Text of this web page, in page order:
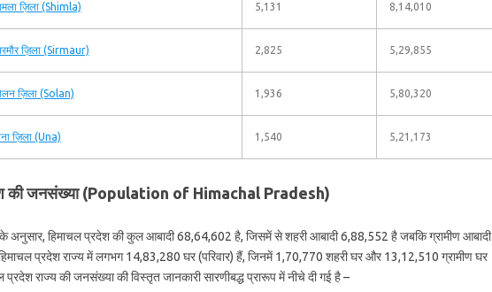
ज़िला (Shimla) 5,131 8,14,010
ज़िला (Sirmaur) 2,825 5,29,855
ज़िला (Solan) 1,936 5,80,320
ज़िला (Una) 1,540 5,21,173
की जनसंख्या (Population of Himachal Pradesh)
हिमाचल प्रदेश की कुल आबादी 68,64,602 है, जिसमें से शहरी आबादी 6,88,552 है जबकि ग्रामीण आबादी
प्रदेश राज्य में लगभग 14,83,280 घर (परिवार) हैं, जिनमें 1,70,770 शहरी घर और 13,12,510 ग्रामीण घर
प्रदेश राज्य की जनसंख्या की विस्तृत जानकारी सारणीबद्ध प्रारूप में नीचे दी गई है –